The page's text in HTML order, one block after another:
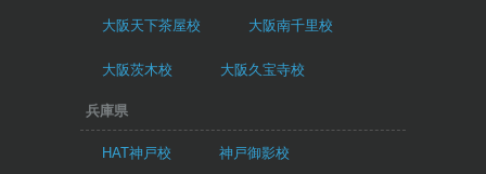
大阪天下茶屋校 大阪南千里校
大阪茨木校 大阪久宝寺校
兵庫県
HAT神戸校 神戸御影校